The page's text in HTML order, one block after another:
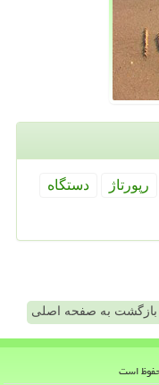
رپورتاژ
دستگاه
بازگشت به صفحه اصلی